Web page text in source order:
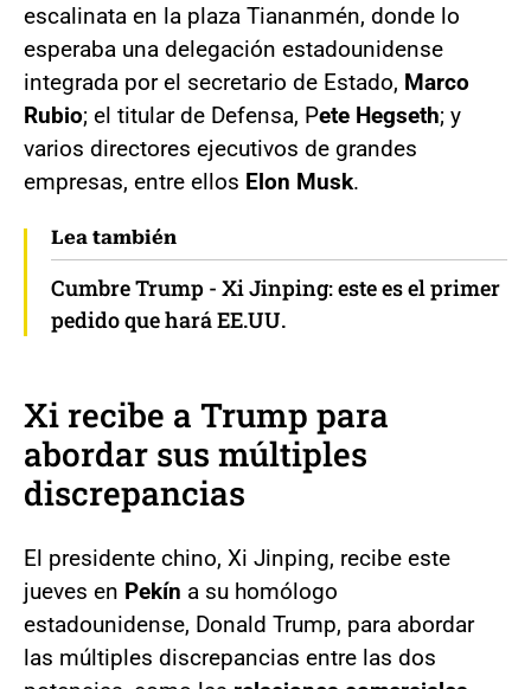
escalinata en la plaza Tiananmén, donde lo
esperaba una delegación estadounidense
integrada por el secretario de Estado, Marco
Rubio; el titular de Defensa, Pete Hegseth; y
varios directores ejecutivos de grandes
empresas, entre ellos Elon Musk.
Lea también
Cumbre Trump - Xi Jinping: este es el primer
pedido que hará EE.UU.
Xi recibe a Trump para
abordar sus múltiples
discrepancias
El presidente chino, Xi Jinping, recibe este
jueves en Pekín a su homólogo
estadounidense, Donald Trump, para abordar
las múltiples discrepancias entre las dos